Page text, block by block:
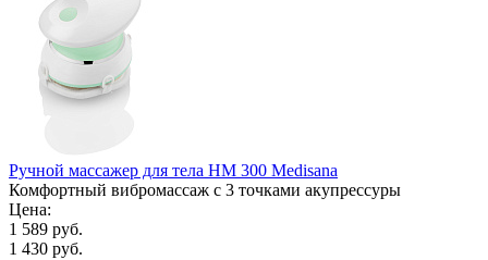
Ручной массажер для тела HM 300 Medisana
Комфортный вибромассаж с 3 точками акупрессуры
Цена:
1 589 руб.
1 430 руб.